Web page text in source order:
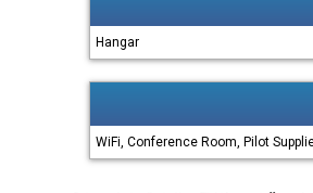
Hangar
WiFi, Conference Room, Pilot